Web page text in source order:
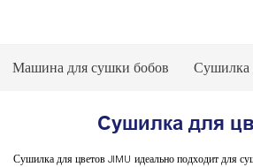
Машина для сушки бобов Сушилка
Сушилка для
Сушилка для цветов JIMU идеально подходит для